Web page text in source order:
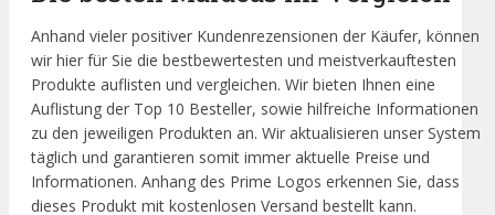
Anhand vieler positiver Kundenrezensionen der Käufer, können
wir hier für Sie die bestbewertesten und meistverkauftesten
Produkte auflisten und vergleichen. Wir bieten Ihnen eine
Auflistung der Top 10 Besteller, sowie hilfreiche Informationen
zu den jeweiligen Produkten an. Wir aktualisieren unser System
täglich und garantieren somit immer aktuelle Preise und
Informationen. Anhang des Prime Logos erkennen Sie, dass
dieses Produkt mit kostenlosen Versand bestellt kann.